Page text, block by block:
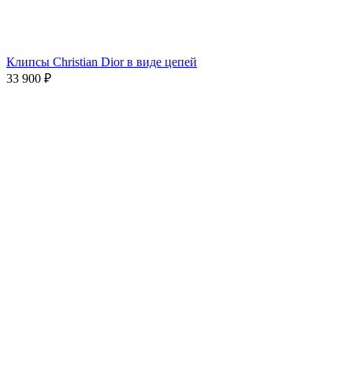
Клипсы Christian Dior в виде цепей
33 900 ₽